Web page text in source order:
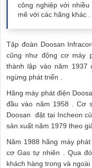
công nghiệp với
mẽ với các hãng khác .
Tập đoàn Doosan
cũng như động cơ máy
thành lập vào năm 1937
ngừng phát triển .
Hãng máy phát điện
đầu vào năm 1958 . Cơ
Doosan đặt tại Incheon
sản xuất năm 1979 theo
Năm 1988 hãng máy
cơ Gas tự nhiên . Qua
khách hàng trong và ngoài